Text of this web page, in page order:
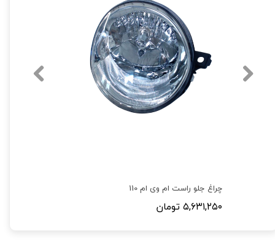
چراغ جلو راست ام وی ام 110
۵,۶۳۱,۲۵۰ تومان